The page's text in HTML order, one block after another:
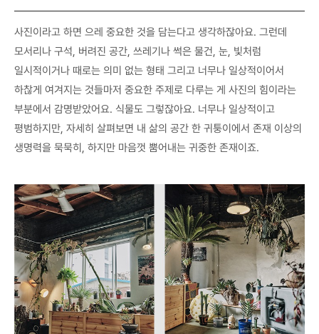
사진이라고 하면 으레 중요한 것을 담는다고 생각하잖아요. 그런데
모서리나 구석, 버려진 공간, 쓰레기나 썩은 물건, 눈, 빛처럼
일시적이거나 때로는 의미 없는 형태 그리고 너무나 일상적이어서
하찮게 여겨지는 것들마저 중요한 주제로 다루는 게 사진의 힘이라는
부분에서 감명받았어요. 식물도 그렇잖아요. 너무나 일상적이고
평범하지만, 자세히 살펴보면 내 삶의 공간 한 귀퉁이에서 존재 이상의
생명력을 묵묵히, 하지만 마음껏 뿜어내는 귀중한 존재이죠.